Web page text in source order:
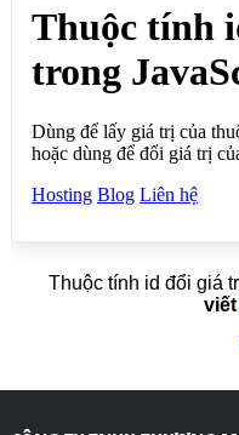
</script>
</body>
</html>
Thuộc tính id đổi giá
viết